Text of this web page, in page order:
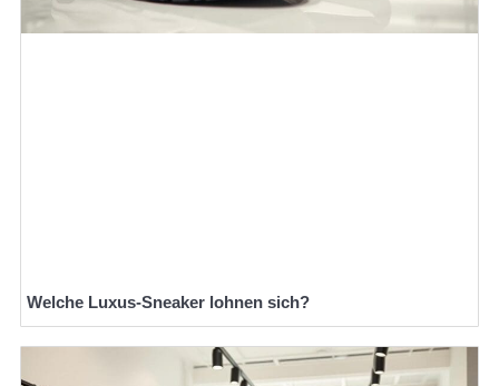
Welche Luxus-Sneaker lohnen sich?